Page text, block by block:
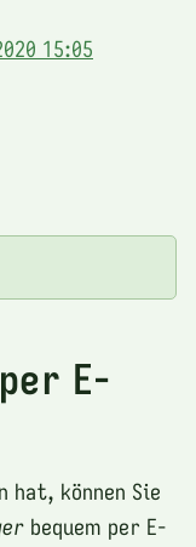
15:05
E-
hat, können Sie
bequem per E-